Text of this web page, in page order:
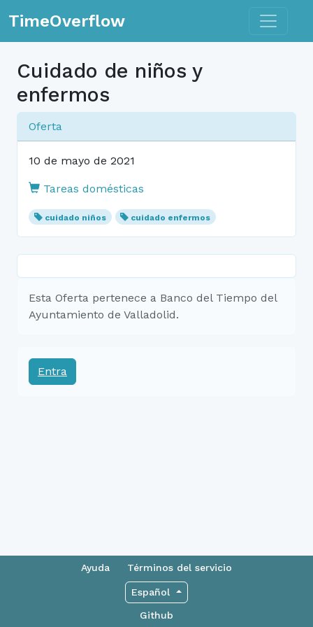
TimeOverflow Toggle
Cuidado de niños y
enfermos
Oferta
10 de mayo de 2021
Tareas domésticas
cuidado niños cuidado enfermos
Esta Oferta pertenece a Banco del Tiempo del
Ayuntamiento de Valladolid.
Entra
Ayuda Términos del servicio
Español
Github